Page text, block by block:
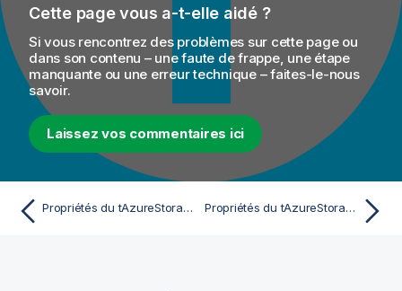
Cette page vous a-t-elle aidé ?
Si vous rencontrez des problèmes sur cette page ou
dans son contenu – une faute de frappe, une étape
manquante ou une erreur technique – faites-le-nous
savoir.
Laissez vos commentaires ici
Propriétés du tAzureStorageContainerCreate Standard Propriétés du tAzureStorageContainerDelete Standard